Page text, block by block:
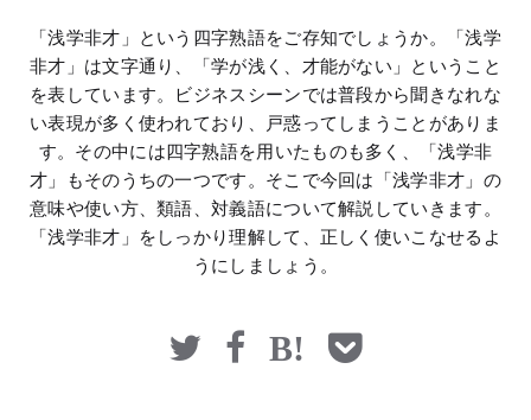
「浅学非才」という四字熟語をご存知でしょうか。「浅学
非才」は文字通り、「学が浅く、才能がない」ということ
を表しています。ビジネスシーンでは普段から聞きなれな
い表現が多く使われており、戸惑ってしまうことがありま
す。その中には四字熟語を用いたものも多く、「浅学非
才」もそのうちの一つです。そこで今回は「浅学非才」の
意味や使い方、類語、対義語について解説していきます。
「浅学非才」をしっかり理解して、正しく使いこなせるよ
うにしましょう。